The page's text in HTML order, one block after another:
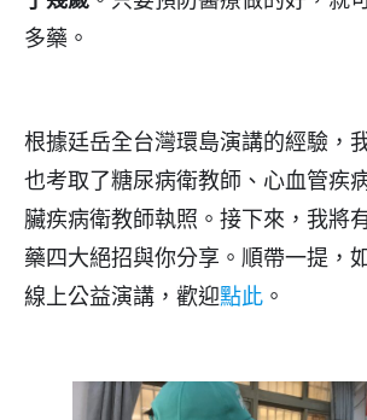
多藥。
根據廷岳全台灣環島演講的經驗，
也考取了糖尿病衛教師、心血管疾
臟疾病衛教師執照。接下來，我將
藥四大絕招與你分享。順帶一提，
線上公益演講，歡迎點此 。